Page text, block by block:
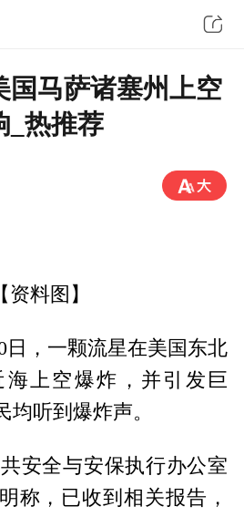
国马萨诸塞州上空
_热推荐
【资料图】
日，一颗流星在美国东北
上空爆炸，并引发巨
均听到爆炸声。
安全与安保执行办公室
称，已收到相关报告，